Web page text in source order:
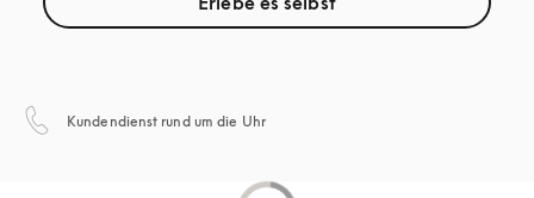
Kundendienst rund um die Uhr